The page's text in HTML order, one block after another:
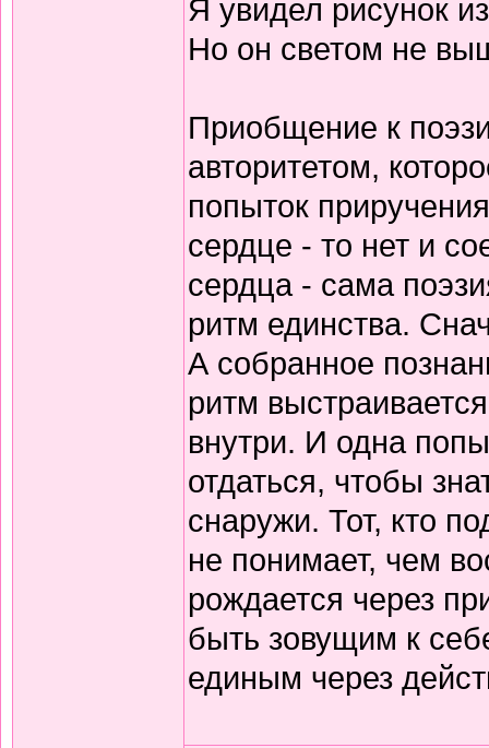
Я увидел рисунок
Но он светом не
Приобщение к
авторитетом,
попыток
сердце - то нет и
сердца - сама
ритм единства.
А собранное
ритм
внутри. И одна
отдаться, чтобы
снаружи. Тот, кто
не понимает, чем
рождается через
быть зовущим к
единым через